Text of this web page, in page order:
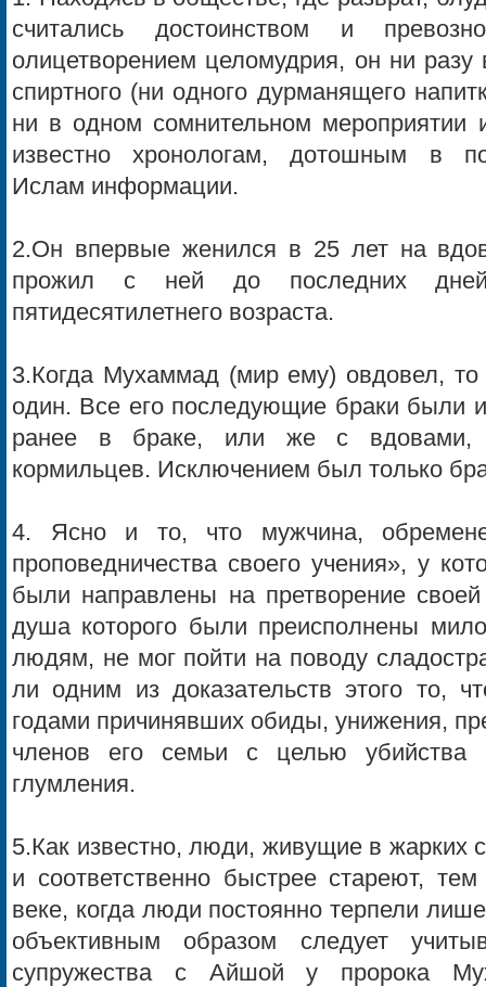
считались достоинством и
олицетворением целомудрия, он ни
спиртного (ни одного дурманящего
ни в одном сомнительном мероприятии
известно хронологам, дотошным в
Ислам информации.
2.Он впервые женился в 25 лет на
прожил с ней до последних
пятидесятилетнего возраста.
3.Когда Мухаммад (мир ему) овдовел,
один. Все его последующие браки
ранее в браке, или же с вдовами,
кормильцев. Исключением был только
4. Ясно и то, что мужчина,
проповедничества своего учения», у
были направлены на претворение
душа которого были преисполнены
людям, не мог пойти на поводу
ли одним из доказательств этого то,
годами причинявших обиды, унижения,
членов его семьи с целью убийства
глумления.
5.Как известно, люди, живущие в жарких
и соответственно быстрее стареют,
веке, когда люди постоянно терпели
объективным образом следует
супружества с Айшой у пророка